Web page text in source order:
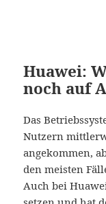
Huawei:
noch auf
Das
Nutzern
angekommen,
den meisten
Auch bei